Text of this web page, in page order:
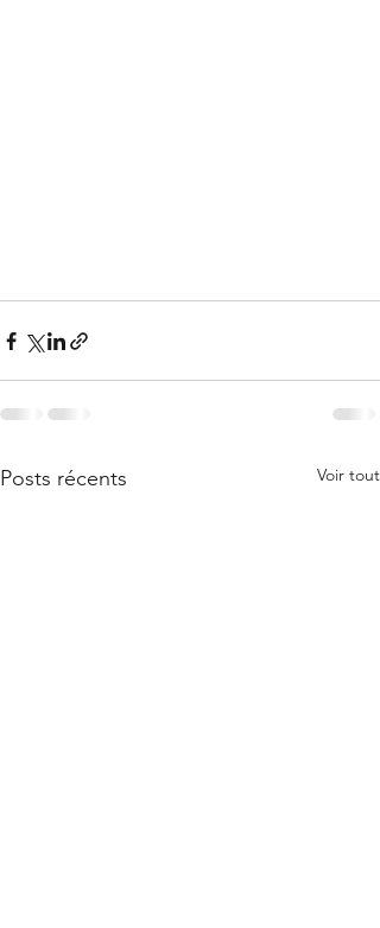
Posts récents Voir tout